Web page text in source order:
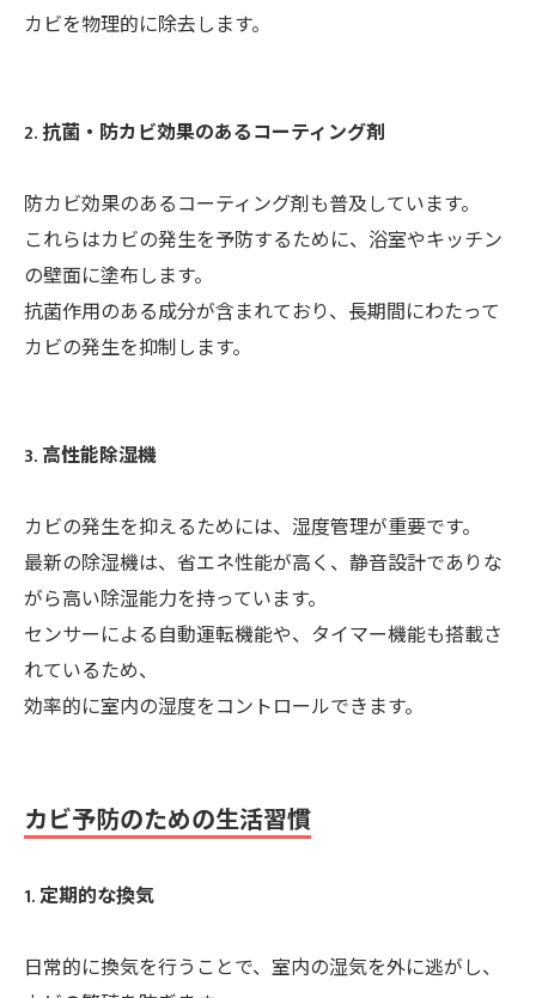
カビを物理的に除去します。
2. 抗菌・防カビ効果のあるコーティング剤
防カビ効果のあるコーティング剤も普及しています。
これらはカビの発生を予防するために、浴室やキッチン
の壁面に塗布します。
抗菌作用のある成分が含まれており、長期間にわたって
カビの発生を抑制します。
3. 高性能除湿機
カビの発生を抑えるためには、湿度管理が重要です。
最新の除湿機は、省エネ性能が高く、静音設計でありな
がら高い除湿能力を持っています。
センサーによる自動運転機能や、タイマー機能も搭載さ
れているため、
効率的に室内の湿度をコントロールできます。
カビ予防のための生活習慣
1. 定期的な換気
日常的に換気を行うことで、室内の湿気を外に逃がし、